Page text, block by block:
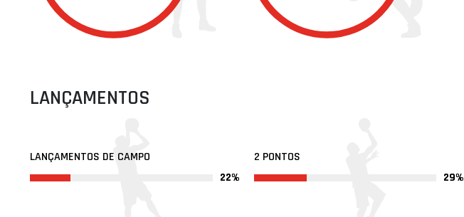
LANÇAMENTOS
LANÇAMENTOS DE CAMPO
22%
2 PONTOS
29%